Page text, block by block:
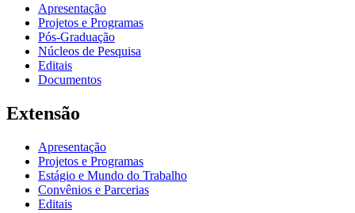
Apresentação
Projetos e Programas
Pós-Graduação
Núcleos de Pesquisa
Editais
Documentos
Extensão
Apresentação
Projetos e Programas
Estágio e Mundo do Trabalho
Convênios e Parcerias
Editais